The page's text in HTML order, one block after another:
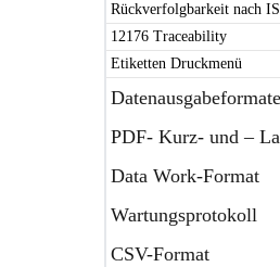
Rückverfolgbarkeit nach
12176 Traceability
Etiketten Druckmenü
PDF- Kurz- und –
Data Work-Format
Wartungsprotokoll
CSV-Format